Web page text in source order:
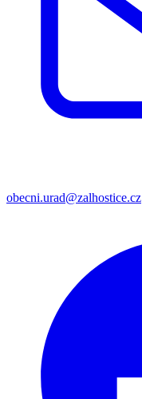
obecni.urad@zalhostice.cz